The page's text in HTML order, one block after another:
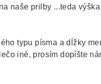
naše prilby ...teda
typu písma a dĺžky
iné, prosím dopíšte